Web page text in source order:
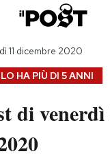
Auto
Moda
HA PIÙ DI 5 ANNI
11 dicembre 2020
di venerdì